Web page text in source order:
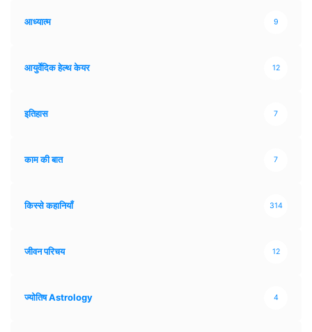
आध्यात्म 9
आयुर्वेदिक हेल्थ केयर 12
इतिहास 7
काम की बात 7
किस्से कहानियाँ 314
जीवन परिचय 12
ज्योतिष Astrology 4